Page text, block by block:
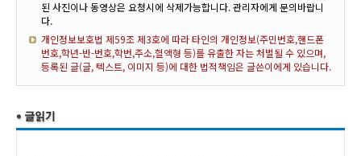
된 사진이나 동영상은 요청시에 삭제가능합니다. 관리자에게 문의바랍니
다.
개인정보보호법 제59조 제3호에 따라 타인의 개인정보(주민번호,핸드폰
번호,학년-반-번호,학번,주소,혈액형 등)를 유출한 자는 처벌될 수 있으며,
등록된 글(글, 텍스트, 이미지 등)에 대한 법적책임은 글쓴이에게 있습니다.